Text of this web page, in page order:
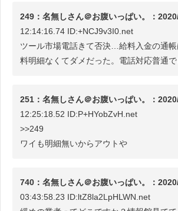
249：名無しさん＠お腹いっぱい。：
12:14:16.74 ID:+NCJ9v3I0.net
ツール市場電話きて否決…給料入金の通
料明細なくてダメだった。電話対応普通で
251：名無しさん＠お腹いっぱい。：
12:25:18.52 ID:P+HYobZvH.net
>>249
ワイも明細無いからアウトや
740：名無しさん＠お腹いっぱい。：
03:43:58.23 ID:ltZ8la2LpHLWN.net